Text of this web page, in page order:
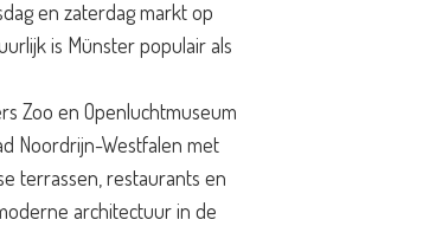
en zaterdag markt op
is Münster populair als
Zoo en Openluchtmuseum
Noordrijn-Westfalen met
terrassen, restaurants en
architectuur in de